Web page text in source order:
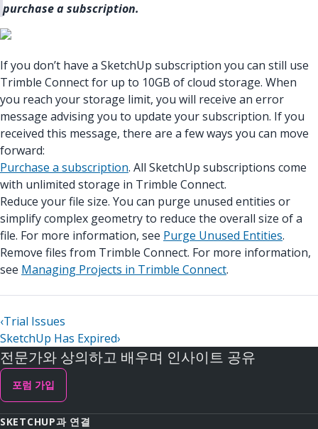
purchase a subscription.
If you don’t have a SketchUp subscription you can still use
Trimble Connect for up to 10GB of cloud storage. When
you reach your storage limit, you will receive an error
message advising you to update your subscription. If you
received this message, there are a few ways you can move
forward:
Purchase a subscription. All SketchUp subscriptions come
with unlimited storage in Trimble Connect.
Reduce your file size. You can purge unused entities or
simplify complex geometry to reduce the overall size of a
file. For more information, see Purge Unused Entities.
Remove files from Trimble Connect. For more information,
see Managing Projects in Trimble Connect.
‹Trial Issues
SketchUp Has Expired›
전문가와 상의하고 배우며 인사이트 공유
포럼 가입
SKETCHUP과 연결